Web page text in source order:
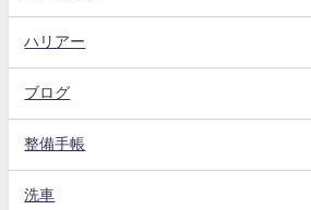
ハリアー
ブログ
整備手帳
洗車